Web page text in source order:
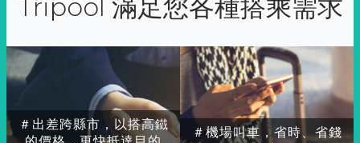
Tripool 滿足您各種搭乘需求
＃出差跨縣市，以搭高鐵
＃機場叫車，省時、省錢